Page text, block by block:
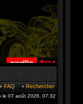
FAQ Rechercher
le 07 août 2026, 07:32